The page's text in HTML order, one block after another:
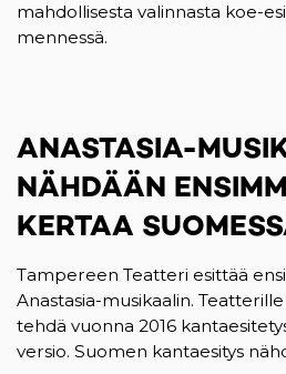
mahdollisesta valinnasta koe-
mennessä.
ANASTASIA-
NÄHDÄÄN
KERTAA
Tampereen Teatteri esittää
Anastasia-musikaalin.
tehdä vuonna 2016
versio. Suomen kantaesitys